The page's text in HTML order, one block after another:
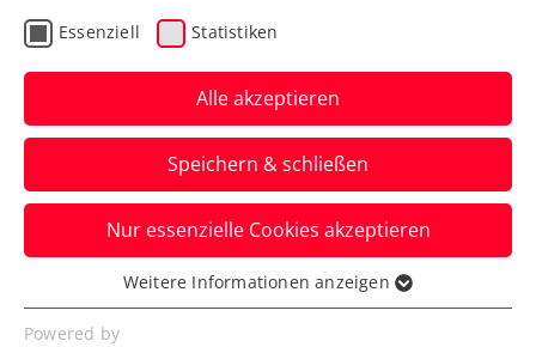
Jürgens beste
Tennistipps – Teil 5: Der
Vorhandvolley
ÖTV-Sportdirektor Jürgen Melzer zeigt
euch mit ÖTV-Ausbildungsreferent Harald
Mair die richtige Technik.
Verfasst von: Manuel Wachta, 10.07.2024
Essenziell Statistiken
Alle akzeptieren
Speichern & schließen
Nur essenzielle Cookies akzeptieren
Essenziell
Essenzielle Cookies werden für grundlegende
Weitere Informationen anzeigen
Powered by